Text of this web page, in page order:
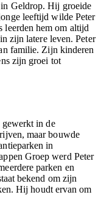
Geldrop. Hij groeide
leeftijd wilde Peter
leerden hem om altijd
zijn latere leven. Peter
familie. Zijn kinderen
zijn groei tot
gewerkt in de
maar bouwde
in
Groep werd Peter
parken en
bekend om zijn
Hij houdt ervan om